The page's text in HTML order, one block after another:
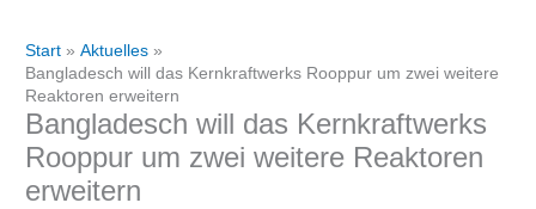
Start
Aktuelles
Bangladesch will das Kernkraftwerks Rooppur um zwei weitere
Reaktoren erweitern
Bangladesch will das Kernkraftwerks
Rooppur um zwei weitere Reaktoren
erweitern